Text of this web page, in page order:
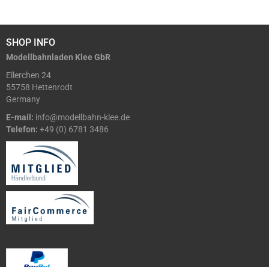
SHOP INFO
Modellbahnladen Klee GbR
Ellerchen 24
55758 Hettenrodt
Germany
E-mail: info@modellbahn-klee.de
Telefon: +49 (0) 6781 3486